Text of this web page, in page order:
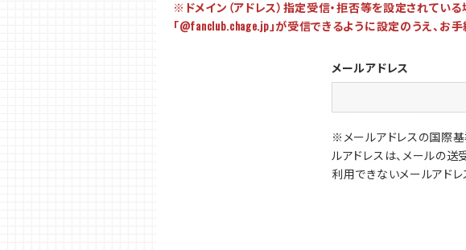
※ドメイン（アドレス）指定受信・拒否等を設定されている
「@fanclub.chage.jp」が受信できるように設定のうえ、お手
メールアドレス
※メールアドレスの国際基
ルアドレスは、メールの
利用できないメールアドレ